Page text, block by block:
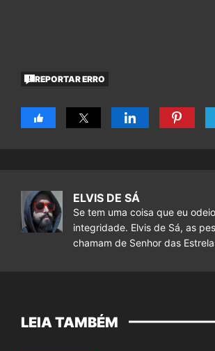
REPORTAR ERRO
ELVIS DE SÁ
Se tem uma coisa que eu
integridade. Elvis de Sá, as
chamam de Senhor das
LEIA TAMBÉM